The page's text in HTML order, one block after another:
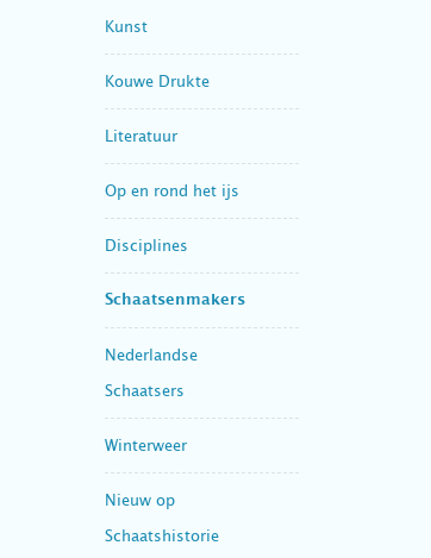
Kunst
Kouwe Drukte
Literatuur
Op en rond het ijs
Disciplines
Schaatsenmakers
Nederlandse
Schaatsers
Winterweer
Nieuw op
Schaatshistorie